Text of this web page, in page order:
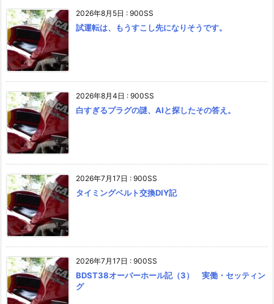
2026年8月5日 : 900SS
試運転は、もうすこし先になりそうです。
2026年8月4日 : 900SS
白すぎるプラグの謎、AIと探したその答え。
2026年7月17日 : 900SS
タイミングベルト交換DIY記
2026年7月17日 : 900SS
BDST38オーバーホール記（3） 実働・セッティン
グ